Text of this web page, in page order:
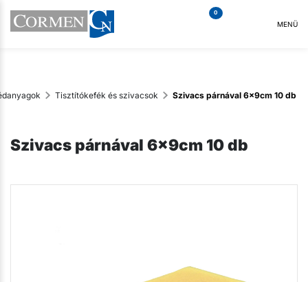
0
MENÜ
Tisztítókefék és szivacsok Szivacs párnával 6x9cm 10 db
Szivacs párnával 6x9cm 10 db